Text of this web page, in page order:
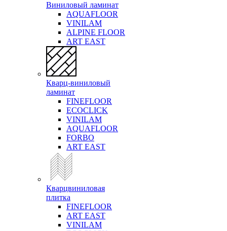
Виниловый ламинат
AQUAFLOOR
VINILAM
ALPINE FLOOR
ART EAST
Кварц-виниловый
ламинат
FINEFLOOR
ECOCLICK
VINILAM
AQUAFLOOR
FORBO
ART EAST
Кварцвиниловая
плитка
FINEFLOOR
ART EAST
VINILAM